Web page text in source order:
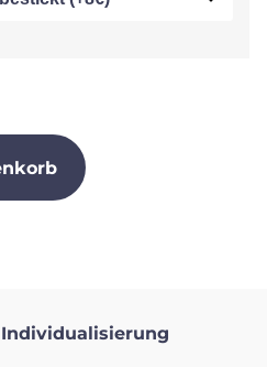
Individualisierung